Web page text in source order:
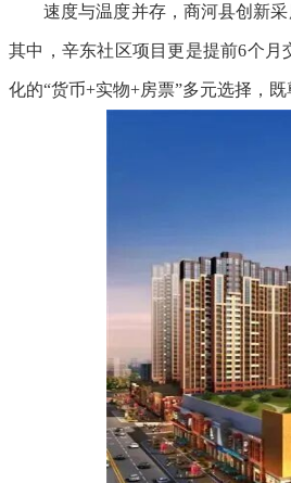
速度与温度并存，商河县创新
其中，辛东社区项目更是提前6个
化的“货币+实物+房票”多元选择，